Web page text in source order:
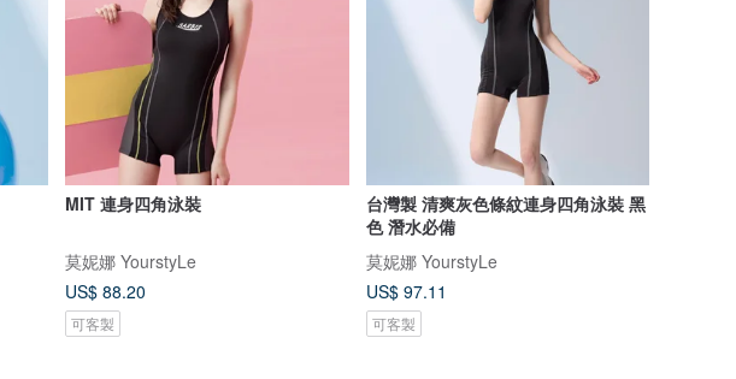
MIT 連身四角泳裝
莫妮娜 YourstyLe
US$ 88.20
可客製
台灣製 清爽灰色條紋連身四角泳裝 黑
色 潛水必備
莫妮娜 YourstyLe
US$ 97.11
可客製